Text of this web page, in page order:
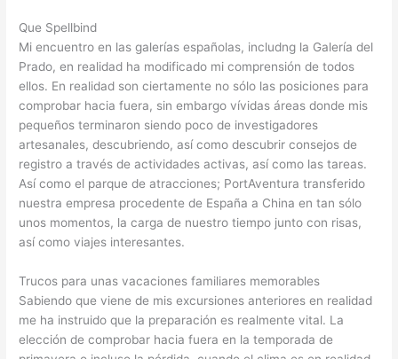
Que Spellbind
Mi encuentro en las galerías españolas, includng la Galería del
Prado, en realidad ha modificado mi comprensión de todos
ellos. En realidad son ciertamente no sólo las posiciones para
comprobar hacia fuera, sin embargo vívidas áreas donde mis
pequeños terminaron siendo poco de investigadores
artesanales, descubriendo, así como descubrir consejos de
registro a través de actividades activas, así como las tareas.
Así como el parque de atracciones; PortAventura transferido
nuestra empresa procedente de España a China en tan sólo
unos momentos, la carga de nuestro tiempo junto con risas,
así como viajes interesantes.
Trucos para unas vacaciones familiares memorables
Sabiendo que viene de mis excursiones anteriores en realidad
me ha instruido que la preparación es realmente vital. La
elección de comprobar hacia fuera en la temporada de